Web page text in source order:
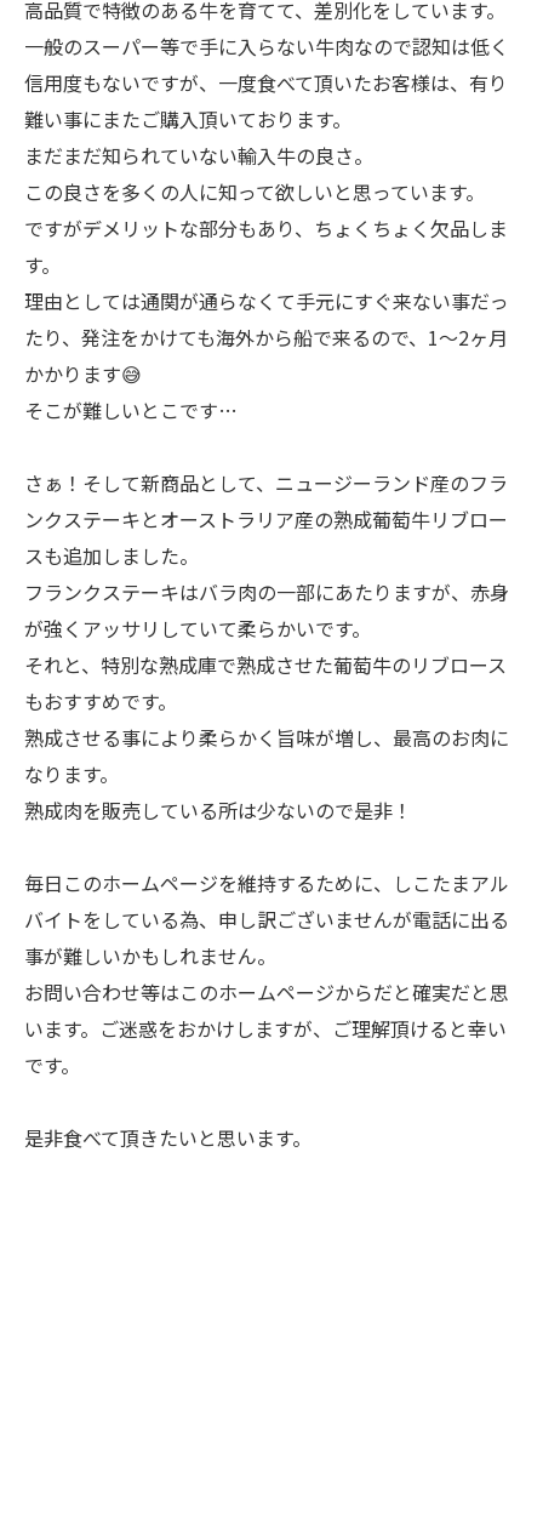
高品質で特徴のある牛を育てて、差別化をしています。
一般のスーパー等で手に入らない牛肉なので認知は低く
信用度もないですが、一度食べて頂いたお客様は、有り
難い事にまたご購入頂いております。
まだまだ知られていない輸入牛の良さ。
この良さを多くの人に知って欲しいと思っています。
ですがデメリットな部分もあり、ちょくちょく欠品しま
す。
理由としては通関が通らなくて手元にすぐ来ない事だっ
たり、発注をかけても海外から船で来るので、1〜2ヶ月
かかります😅
そこが難しいとこです…
さぁ！そして新商品として、ニュージーランド産のフラ
ンクステーキとオーストラリア産の熟成葡萄牛リブロー
スも追加しました。
フランクステーキはバラ肉の一部にあたりますが、赤身
が強くアッサリしていて柔らかいです。
それと、特別な熟成庫で熟成させた葡萄牛のリブロース
もおすすめです。
熟成させる事により柔らかく旨味が増し、最高のお肉に
なります。
熟成肉を販売している所は少ないので是非！
毎日このホームページを維持するために、しこたまアル
バイトをしている為、申し訳ございませんが電話に出る
事が難しいかもしれません。
お問い合わせ等はこのホームページからだと確実だと思
います。ご迷惑をおかけしますが、ご理解頂けると幸い
です。
是非食べて頂きたいと思います。